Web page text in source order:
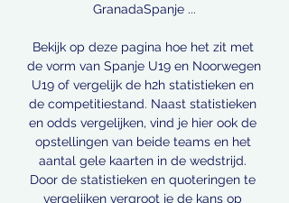
GranadaSpanje ...
Bekijk op deze pagina hoe het zit met
de vorm van Spanje U19 en Noorwegen
U19 of vergelijk de h2h statistieken en
de competitiestand. Naast statistieken
en odds vergelijken, vind je hier ook de
opstellingen van beide teams en het
aantal gele kaarten in de wedstrijd.
Door de statistieken en quoteringen te
vergelijken vergroot je de kans op